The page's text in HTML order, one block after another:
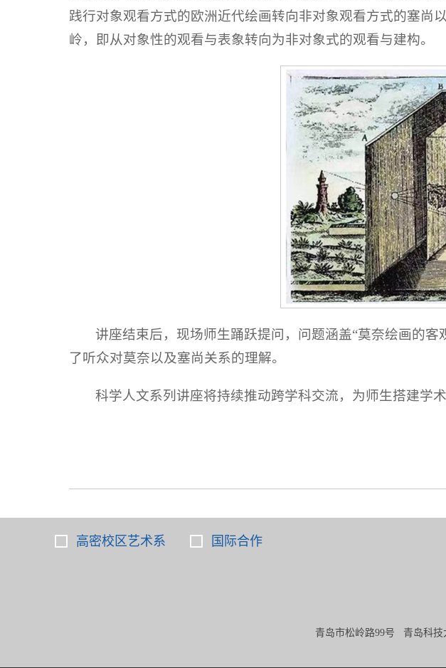
践行对象观看方式的欧洲近代绘画转向非对象观看方式的塞尚
岭，即从对象性的观看与表象转向为非对象式的观看与建构。
讲座结束后，现场师生踊跃提问，问题涵盖“莫奈绘画的
了听众对莫奈以及塞尚关系的理解。
科学人文系列讲座将持续推动跨学科交流，为师生搭建学
高密校区艺术系 国际合作
青岛市松岭路99号 青岛科